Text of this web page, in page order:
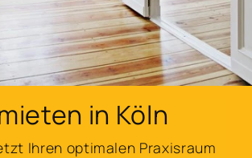
in Köln
Ihren optimalen Praxisraum